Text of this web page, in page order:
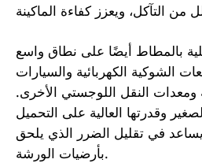
بالمطاط أيضًا على نطاق واسع
الشوكية الكهربائية والسيارات
ومعدات النقل اللوجستي الأخرى.
وقدرتها العالية على التحميل
يساعد في تقليل الضرر الذي يلحق
بأرضيات الورشة.